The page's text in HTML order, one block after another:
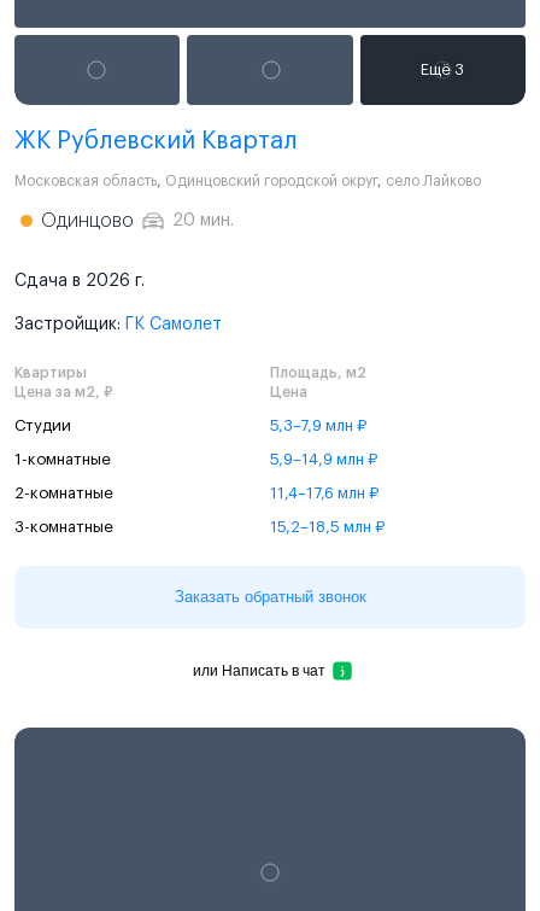
ЖК Рублевский Квартал
Московская область, Одинцовский городской округ, село Лайково
Одинцово 20 мин.
Сдача в 2026 г.
Застройщик: ГК Самолет
Квартиры
Площадь, м2
Цена за м2, ₽
Цена
Студии 5,3–7,9 млн ₽
1-комнатные 5,9–14,9 млн ₽
2-комнатные 11,4–17,6 млн ₽
3-комнатные 15,2–18,5 млн ₽
Заказать обратный звонок
или Написать в чат